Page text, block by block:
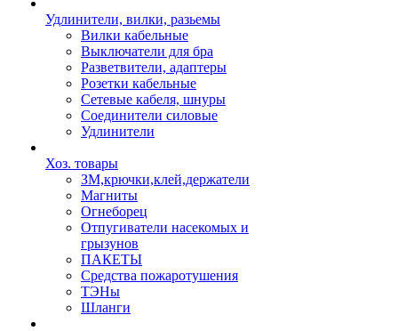
Удлинители, вилки, разьемы
Вилки кабельные
Выключатели для бра
Разветвители, адаптеры
Розетки кабельные
Сетевые кабеля, шнуры
Соединители силовые
Удлинители
Хоз. товары
ЗМ,крючки,клей,держатели
Магниты
Огнеборец
Отпугиватели насекомых и
грызунов
ПАКЕТЫ
Средства пожаротушения
ТЭНы
Шланги